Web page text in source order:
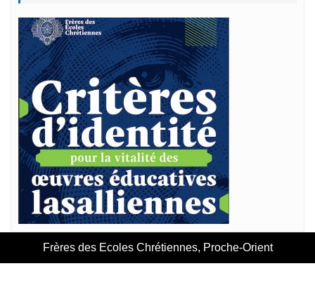
Frères des Ecoles Chrétiennes, Proche-Orient